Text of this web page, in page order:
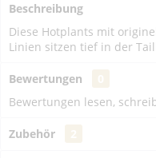
Beschreibung
Diese Hotplants mit
Linien sitzen tief in der
Bewertungen
Bewertungen lesen,
Zubehör